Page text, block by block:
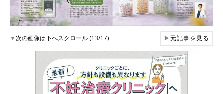
▼次の画像は下へスクロール (13/17) ▶元記事を見る